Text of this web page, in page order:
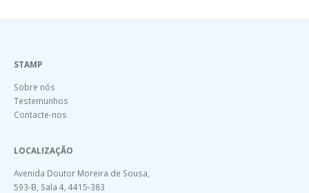
STAMP
Sobre nós
Testemunhos
Contacte-nos
LOCALIZAÇÃO
Avenida Doutor Moreira de Sousa,
593-B, Sala 4, 4415-383